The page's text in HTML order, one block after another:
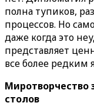
полна тупиков,
процессов. Но
даже когда это
представляет
все более редким
Миротворчество
столов